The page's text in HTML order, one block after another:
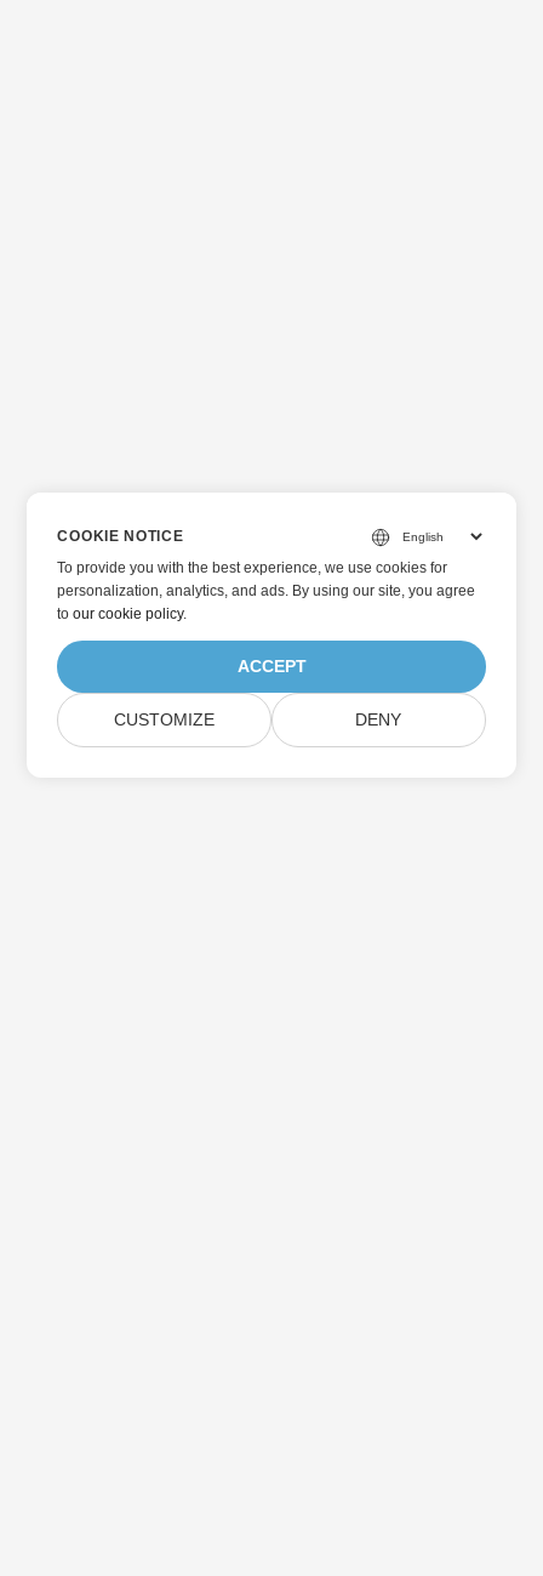
COOKIE NOTICE
To provide you with the best experience, we use cookies for
personalization, analytics, and ads. By using our site, you agree
toour cookie policy.
ACCEPT
CUSTOMIZE DENY